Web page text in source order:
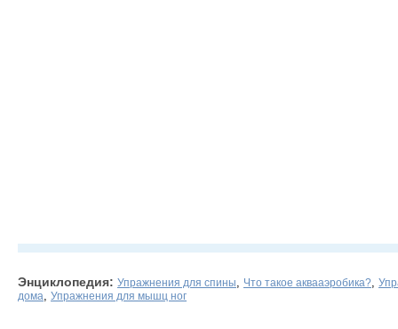
Энциклопедия: Упражнения для спины Что такое аквааэробика?
дома
Упражнения для мышц ног